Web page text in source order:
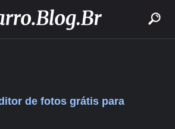
de fotos grátis para